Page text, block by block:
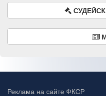
Реклама на сайте ФКСР